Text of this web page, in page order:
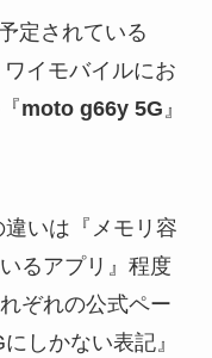
定されている
ワイモバイルにお
moto g66y 5G』
いは『メモリ容
るアプリ』程度
ぞれの公式ペー
しかない表記』